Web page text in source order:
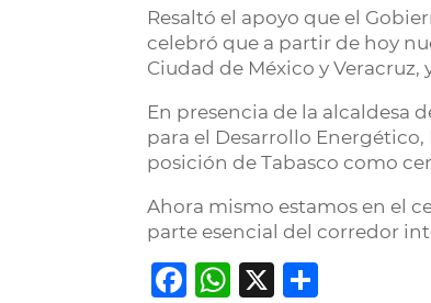
Resaltó el apoyo que el
celebró que a partir de hoy
Ciudad de México y
En presencia de la alcaldesa
para el Desarrollo Energético,
posición de Tabasco como
Ahora mismo estamos en el
parte esencial del corredor
Facebook
WhatsApp
X